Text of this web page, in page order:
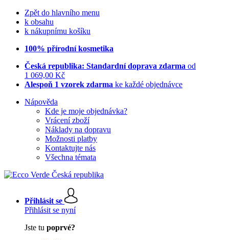
Zpět do hlavního menu
k obsahu
k nákupnímu košíku
100% přírodní kosmetika
Česká republika: Standardní doprava zdarma od
1 069,00 Kč
Alespoň 1 vzorek zdarma ke každé objednávce
Nápověda
Kde je moje objednávka?
Vrácení zboží
Náklady na dopravu
Možnosti platby
Kontaktujte nás
Všechna témata
Přihlásit se
Přihlásit se nyní
Jste tu poprvé?